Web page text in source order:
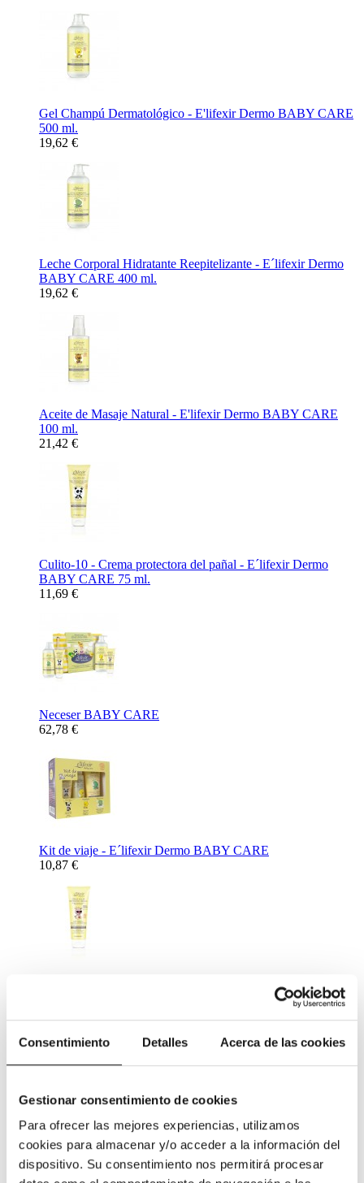
Consentimiento Detalles Acerca de las cookies
Gestionar consentimiento de cookies
Para ofrecer las mejores experiencias, utilizamos
cookies para almacenar y/o acceder a la información del
dispositivo. Su consentimiento nos permitirá procesar
Gel Champú Dermatológico - E'lifexir Dermo BABY CARE
500 ml.
19,62 €
Leche Corporal Hidratante Reepitelizante - E´lifexir Dermo
BABY CARE 400 ml.
19,62 €
Aceite de Masaje Natural - E'lifexir Dermo BABY CARE
100 ml.
21,42 €
Culito-10 - Crema protectora del pañal - E´lifexir Dermo
BABY CARE 75 ml.
11,69 €
Neceser BABY CARE
62,78 €
Kit de viaje - E´lifexir Dermo BABY CARE
10,87 €
Crema Solar Mineral Protection SPF50 - E´lifexir Dermo
Complemento Alimenticio para ayudar al descanso nocturno -
Netisum VPT 60 caps
11,31 €